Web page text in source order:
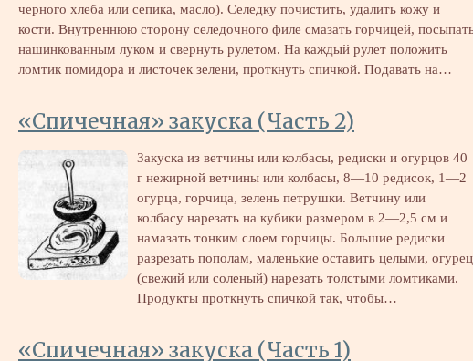
черного хлеба или сепика, масло). Селедку почистить, удалить кожу и
кости. Внутреннюю сторону селедочного филе смазать горчицей,
нашинкованным луком и свернуть рулетом. На каждый рулет положить
ломтик помидора и листочек зелени, проткнуть спичкой. Подавать на…
«Спичечная» закуска (Часть 2)
Закуска из ветчины или колбасы, редиски и огурцов 40
г нежирной ветчины или колбасы, 8—10 редисок, 1—2
огурца, горчица, зелень петрушки. Ветчину или
колбасу нарезать на кубики размером в 2—2,5 см и
намазать тонким слоем горчицы. Большие редиски
разрезать пополам, маленькие оставить целыми, огурец
(свежий или соленый) нарезать толстыми ломтиками.
Продукты проткнуть спичкой так, чтобы…
«Спичечная» закуска (Часть 1)